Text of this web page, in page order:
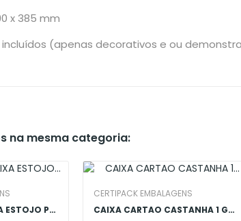
x 385 mm
incluídos (apenas decorativos e ou
na mesma categoria:
SEPARADOR P/CAIXA ESTOJO PRETA 3G
CERTIPACK EMBALAGENS
CAIXA CARTAO CASTANHA 1 GARRAFA COM JANELA